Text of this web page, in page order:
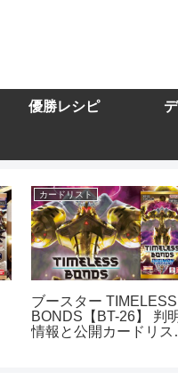
優勝レシピ
カードリスト
ブースター TIMELESS
BONDS【BT-26】 判
情報と公開カードリス